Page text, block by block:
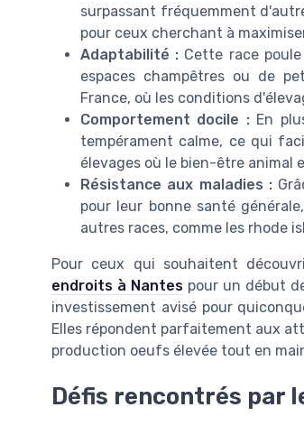
surpassant fréquemment
pour ceux cherchant à
Adaptabilité : Cette race
espaces champêtres ou de
France, où les conditions
Comportement docile :En
tempérament calme, ce qui
élevages où le bien-être animal
Résistance aux maladies :
pour leur bonne santé
autres races, comme les rhode
Pour ceux qui souhaitent
endroits à Nantes pour un début
investissement avisé pour
Elles répondent parfaitement aux
production oeufs élevée tout en
Défis rencontrés par